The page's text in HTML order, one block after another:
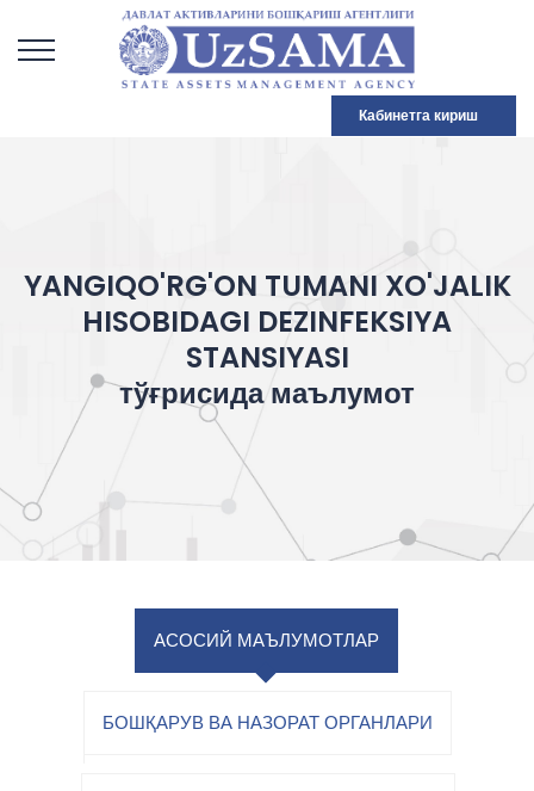
Кабинетга кириш
YANGIQO'RG'ON TUMANI XO'JALIK
HISOBIDAGI DEZINFEKSIYA
STANSIYASI
тўғрисида маълумот
АСОСИЙ МАЪЛУМОТЛАР
БОШҚАРУВ ВА НАЗОРАТ ОРГАНЛАРИ